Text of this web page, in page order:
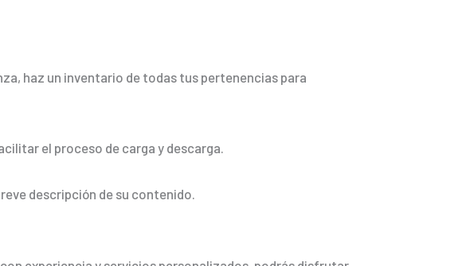
haz un inventario de todas tus pertenencias para
el proceso de carga y descarga.
descripción de su contenido.